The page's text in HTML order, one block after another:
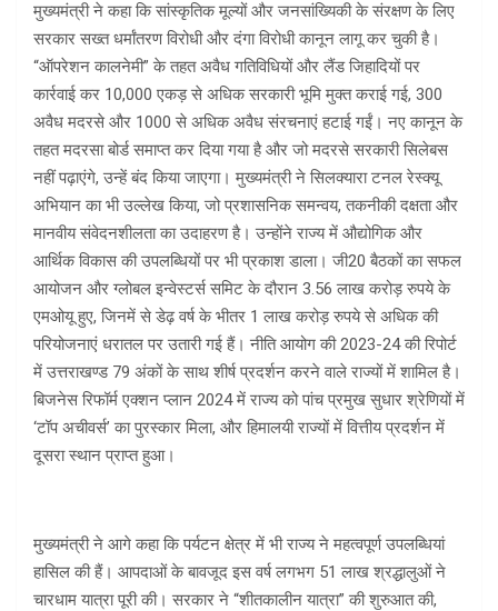
मुख्यमंत्री ने कहा कि सांस्कृतिक मूल्यों और जनसांख्यिकी के संरक्षण के लिए
सरकार सख्त धर्मांतरण विरोधी और दंगा विरोधी कानून लागू कर चुकी है।
“ऑपरेशन कालनेमी” के तहत अवैध गतिविधियों और लैंड जिहादियों पर
कार्रवाई कर 10,000 एकड़ से अधिक सरकारी भूमि मुक्त कराई गई, 300
अवैध मदरसे और 1000 से अधिक अवैध संरचनाएं हटाई गईं। नए कानून के
तहत मदरसा बोर्ड समाप्त कर दिया गया है और जो मदरसे सरकारी सिलेबस
नहीं पढ़ाएंगे, उन्हें बंद किया जाएगा। मुख्यमंत्री ने सिलक्यारा टनल रेस्क्यू
अभियान का भी उल्लेख किया, जो प्रशासनिक समन्वय, तकनीकी दक्षता और
मानवीय संवेदनशीलता का उदाहरण है। उन्होंने राज्य में औद्योगिक और
आर्थिक विकास की उपलब्धियों पर भी प्रकाश डाला। जी20 बैठकों का सफल
आयोजन और ग्लोबल इन्वेस्टर्स समिट के दौरान 3.56 लाख करोड़ रुपये के
एमओयू हुए, जिनमें से डेढ़ वर्ष के भीतर 1 लाख करोड़ रुपये से अधिक की
परियोजनाएं धरातल पर उतारी गई हैं। नीति आयोग की 2023-24 की रिपोर्ट
में उत्तराखण्ड 79 अंकों के साथ शीर्ष प्रदर्शन करने वाले राज्यों में शामिल है।
बिजनेस रिफॉर्म एक्शन प्लान 2024 में राज्य को पांच प्रमुख सुधार श्रेणियों में
‘टॉप अचीवर्स’ का पुरस्कार मिला, और हिमालयी राज्यों में वित्तीय प्रदर्शन में
दूसरा स्थान प्राप्त हुआ।
मुख्यमंत्री ने आगे कहा कि पर्यटन क्षेत्र में भी राज्य ने महत्वपूर्ण उपलब्धियां
हासिल की हैं। आपदाओं के बावजूद इस वर्ष लगभग 51 लाख श्रद्धालुओं ने
चारधाम यात्रा पूरी की। सरकार ने “शीतकालीन यात्रा” की शुरुआत की,